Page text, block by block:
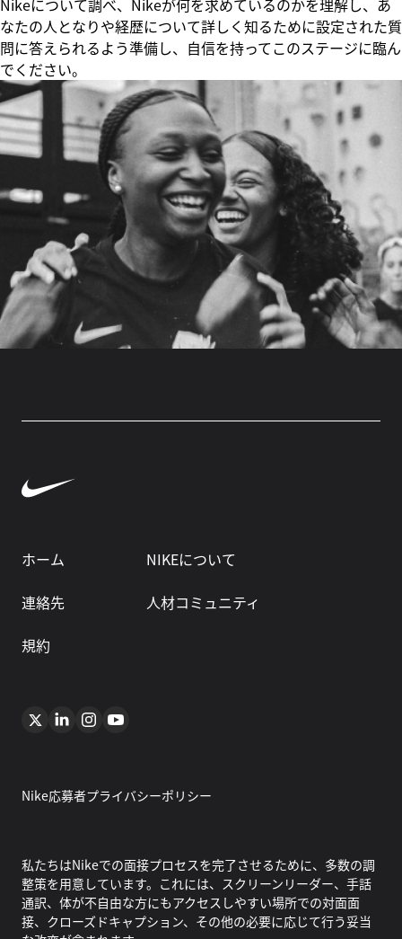
Nikeについて調べ、Nikeが何を求めているのかを理解し、あ
なたの人となりや経歴について詳しく知るために設定された質
問に答えられるよう準備し、自信を持ってこのステージに臨ん
でください。
ホーム
NIKEについて
連絡先
人材コミュニティ
規約
Nike応募者プライバシーポリシー
私たちはNikeでの面接プロセスを完了させるために、多数の調
整策を用意しています。これには、スクリーンリーダー、手話
通訳、体が不自由な方にもアクセスしやすい場所での対面面
接、クローズドキャプション、その他の必要に応じて行う妥当